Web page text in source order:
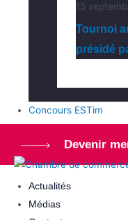
15
Tournoi
présidé
Concours ESTim
Devenir
Actualités
Médias